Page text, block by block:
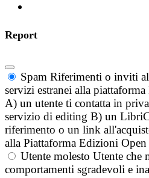
Report
Spam Riferimenti o inviti
servizi estranei alla
A) un utente ti contatta in
servizio di editing B) un
riferimento o un link
alla Piattaforma Edizioni Open
Utente molesto Utente che
comportamenti sgradevoli e